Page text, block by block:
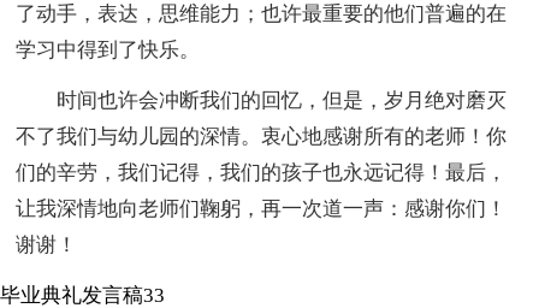
了动手，表达，思维能力；也许最重要的他们普遍的在
学习中得到了快乐。
时间也许会冲断我们的回忆，但是，岁月绝对磨灭
不了我们与幼儿园的深情。衷心地感谢所有的老师！你
们的辛劳，我们记得，我们的孩子也永远记得！最后，
让我深情地向老师们鞠躬，再一次道一声：感谢你们！
谢谢！
毕业典礼发言稿33